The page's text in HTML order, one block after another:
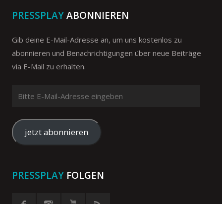
PRESSPLAYABONNIEREN
Gib deine E-Mail-Adresse an, um uns kostenlos zu
abonnieren und Benachrichtigungen über neue Beiträge
via E-Mail zu erhalten.
Mail-
Adresse
eingeben
jetzt abonnieren
PRESSPLAY FOLGEN